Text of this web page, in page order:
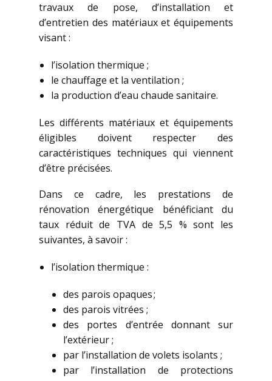
travaux de pose, d’installation et
d’entretien des matériaux et équipements
visant :
l’isolation thermique ;
le chauffage et la ventilation ;
la production d’eau chaude sanitaire.
Les différents matériaux et équipements
éligibles doivent respecter des
caractéristiques techniques qui viennent
d’être précisées.
Dans ce cadre, les prestations de
rénovation énergétique bénéficiant du
taux réduit de TVA de 5,5 % sont les
suivantes, à savoir :
l’isolation thermique :
des parois opaques ;
des parois vitrées ;
des portes d’entrée donnant sur
l’extérieur ;
par l’installation de volets isolants ;
par l’installation de protections